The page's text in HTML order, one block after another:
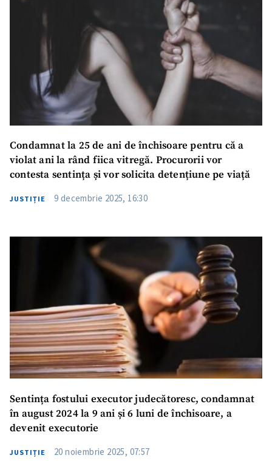
Condamnat la 25 de ani de închisoare pentru că a
violat ani la rând fiica vitregă. Procurorii vor
contesta sentința și vor solicita detențiune pe viață
JUSTIȚIE 9 decembrie 2025, 16:30
Sentința fostului executor judecătoresc, condamnat
în august 2024 la 9 ani și 6 luni de închisoare, a
devenit executorie
JUSTIȚIE 20 noiembrie 2025, 07:57